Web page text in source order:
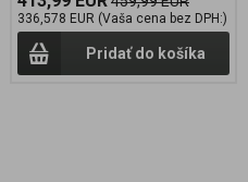
336,578 EUR (Vaša cena bez DPH:)
Pridať do košíka